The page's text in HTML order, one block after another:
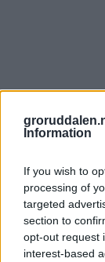
Information
If you wish to
processing of
targeted
section to
opt-out request
interest-based